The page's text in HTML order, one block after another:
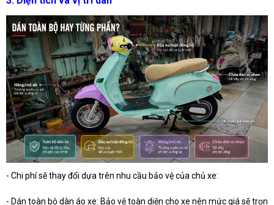
- Chi phí sẽ thay đổi dựa trên nhu cầu bảo vệ của chủ xe:
- Dán toàn bộ dàn áo xe: Bảo vệ toàn diện cho xe nên mức giá sẽ trọn